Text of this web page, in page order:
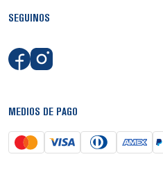
SEGUINOS
MEDIOS DE PAGO